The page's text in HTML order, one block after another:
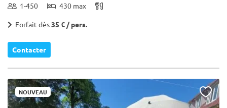
1-450 430 max
Forfait dès35 € / pers.
Contacter
NOUVEAU